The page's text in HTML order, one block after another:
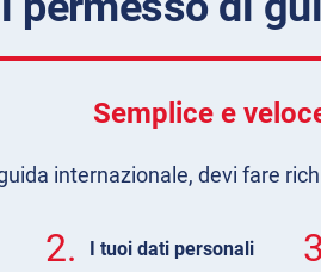
Semplice e
internazionale, devi fare
2. I tuoi dati personali